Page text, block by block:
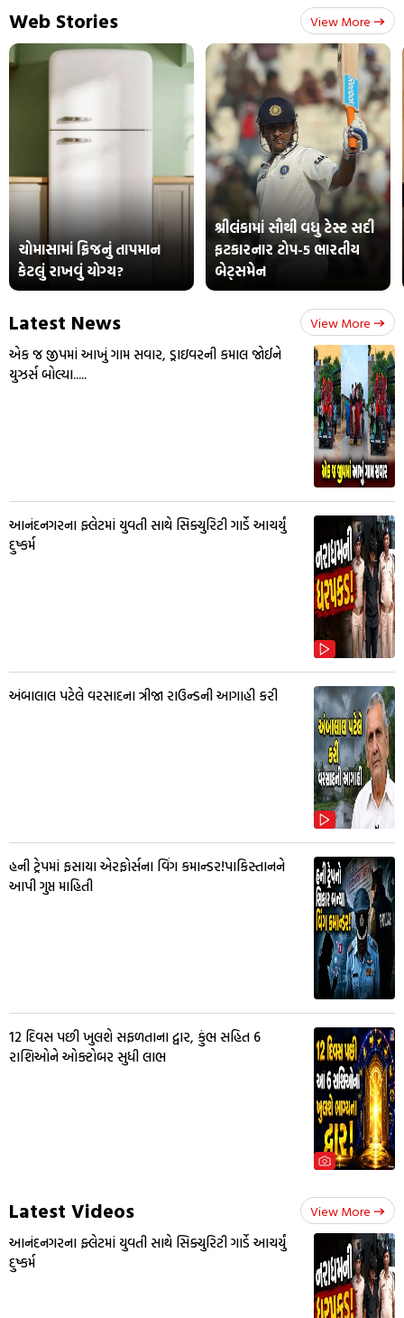
Web Stories View More
ચોમાસામાં ફ્રિજનું તાપમાન
કેટલું રાખવું યોગ્ય?
શ્રીલંકામાં સૌથી વધુ ટેસ્ટ સદી
ફટકારનાર ટોપ-5 ભારતીય
બેટ્સમેન
Latest News View More
એક જ જીપમાં આખું ગામ સવાર, ડ્રાઇવરની કમાલ જોઈને
યુઝર્સ બોલ્યા.....
આનંદનગરના ફ્લેટમાં યુવતી સાથે સિક્યુરિટી ગાર્ડે આચર્યું
દુષ્કર્મ
અંબાલાલ પટેલે વરસાદના ત્રીજા રાઉન્ડની આગાહી કરી
હની ટ્રેપમાં ફસાયા એરફોર્સના વિંગ કમાન્ડર!પાકિસ્તાનને
આપી ગુપ્ત માહિતી
12 દિવસ પછી ખુલશે સફળતાના દ્વાર, કુંભ સહિત 6
રાશિઓને ઓક્ટોબર સુધી લાભ
Latest Videos View More
આનંદનગરના ફ્લેટમાં યુવતી સાથે સિક્યુરિટી ગાર્ડે આચર્યું
દુષ્કર્મ